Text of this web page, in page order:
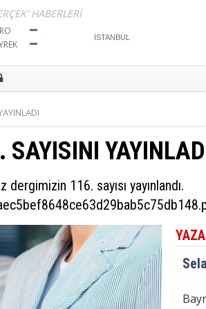
HABERLERİ
SAYISINI
116. sayısı yayınlandı.